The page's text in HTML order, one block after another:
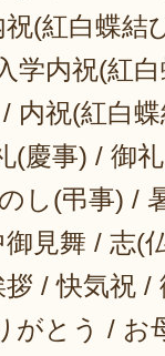
(紅白蝶結
学内祝(紅
内祝(紅白
(慶事) / 御
し(弔事) /
見舞 / 志(
/ 快気祝 /
がとう / お